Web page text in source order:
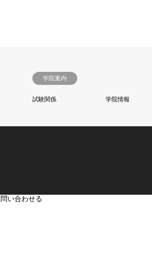
学院案内
試験関係 学院情報
問い合わせる